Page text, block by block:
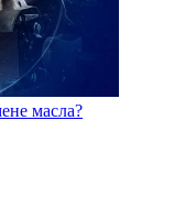
масла?